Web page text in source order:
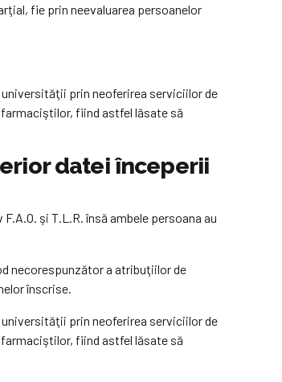
fie prin neevaluarea persoanelor
prin neoferirea serviciilor de
fiind astfel lăsate să
datei începerii
şi T.L.R. însă ambele persoana au
necorespunzător a atribuţiilor de
înscrise.
prin neoferirea serviciilor de
fiind astfel lăsate să